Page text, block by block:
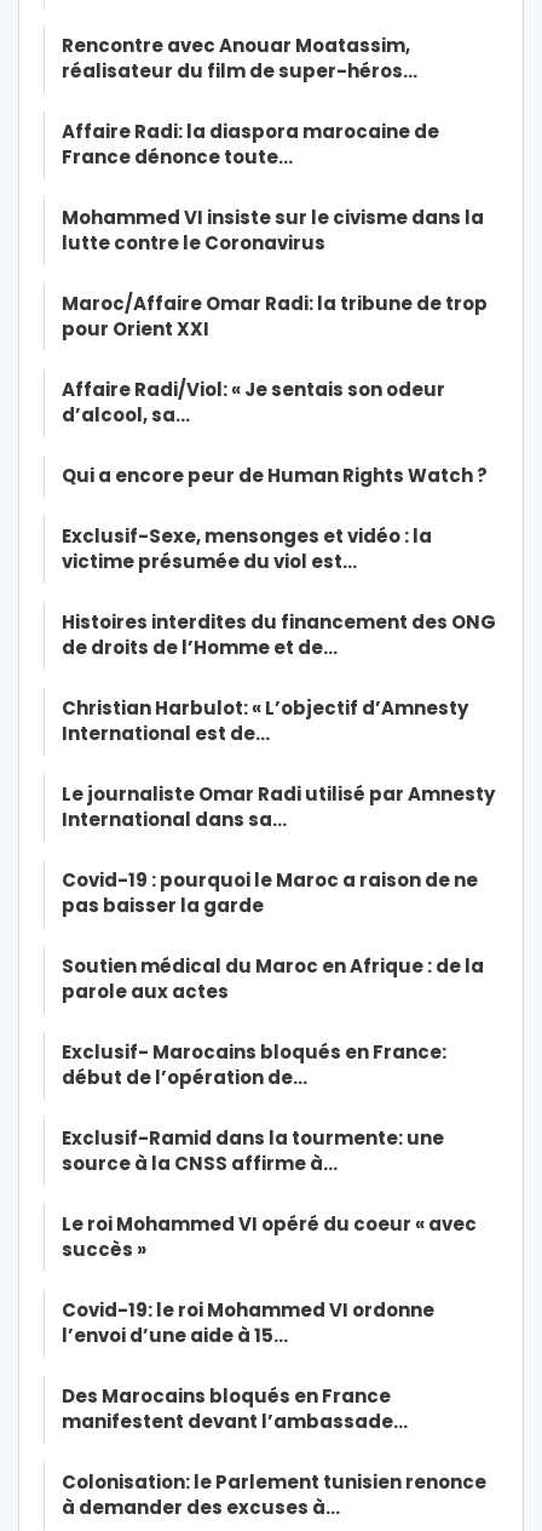
Rencontre avec Anouar Moatassim,
réalisateur du film de super-héros…
Affaire Radi: la diaspora marocaine de
France dénonce toute…
Mohammed VI insiste sur le civisme dans la
lutte contre le Coronavirus
Maroc/Affaire Omar Radi: la tribune de trop
pour Orient XXI
Affaire Radi/Viol: « Je sentais son odeur
d’alcool, sa…
Qui a encore peur de Human Rights Watch ?
Exclusif-Sexe, mensonges et vidéo : la
victime présumée du viol est…
Histoires interdites du financement des ONG
de droits de l’Homme et de…
Christian Harbulot: « L’objectif d’Amnesty
International est de…
Le journaliste Omar Radi utilisé par Amnesty
International dans sa…
Covid-19 : pourquoi le Maroc a raison de ne
pas baisser la garde
Soutien médical du Maroc en Afrique : de la
parole aux actes
Exclusif- Marocains bloqués en France:
début de l’opération de…
Exclusif-Ramid dans la tourmente: une
source à la CNSS affirme à…
Le roi Mohammed VI opéré du coeur « avec
succès »
Covid-19: le roi Mohammed VI ordonne
l’envoi d’une aide à 15…
Des Marocains bloqués en France
manifestent devant l’ambassade…
Colonisation: le Parlement tunisien renonce
à demander des excuses à…